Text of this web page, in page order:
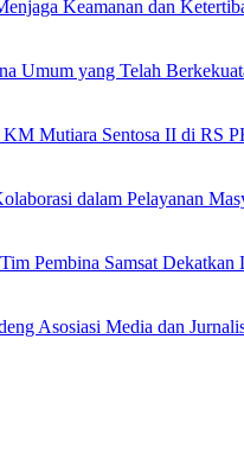
Keamanan dan
Umum yang Telah
Mutiara Sentosa II di RS
dalam Pelayanan
Pembina Samsat Dekatkan
Asosiasi Media dan